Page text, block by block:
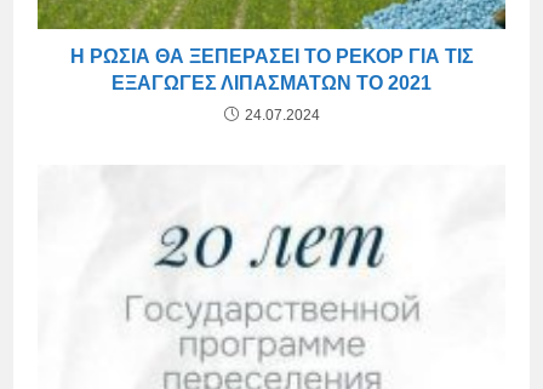
Η ΡΩΣΊΑ ΘΑ ΞΕΠΕΡΆΣΕΙ ΤΟ ΡΕΚΌΡ ΓΙΑ ΤΙΣ
ΕΞΑΓΩΓΈΣ ΛΙΠΑΣΜΆΤΩΝ ΤΟ 2021
24.07.2024